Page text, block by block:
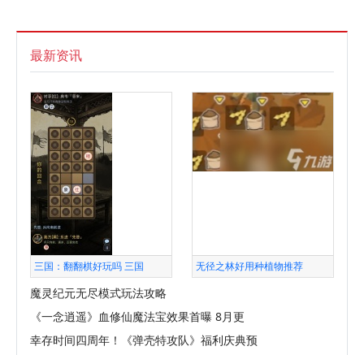
最新资讯
三国：翻翻棋好玩吗 三国 无径之林好用种植物推荐
魔灵纪元无尽模式玩法攻略
《一念逍遥》血修仙魔法宝效果首曝 8月更
幸存时间四周年！《弹壳特攻队》福利庆典预